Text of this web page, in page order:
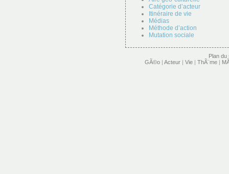
Catégorie d’acteur
Itinéraire de vie
Médias
Méthode d’action
Mutation sociale
Plan du
GÃ©o | Acteur | Vie | ThÃ¨me |